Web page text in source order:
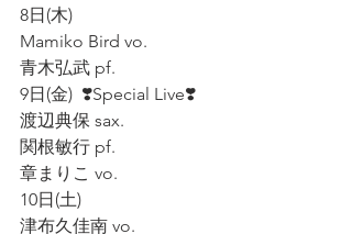
8日(木)
Mamiko Bird vo.
青木弘武 pf.
9日(金)  ❣️Special Live❣️
渡辺典保 sax.
関根敏行 pf.
章まりこ vo.
10日(土)
津布久佳南 vo.